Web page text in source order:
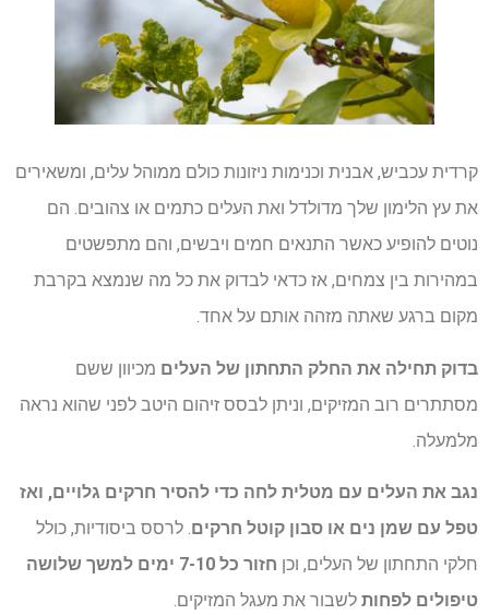
קרדית עכביש, אבנית וכנימות ניזונות כולם ממוהל עלים, ומשאירים
את עץ הלימון שלך מדולדל ואת העלים כתמים או צהובים. הם
נוטים להופיע כאשר התנאים חמים ויבשים, והם מתפשטים
במהירות בין צמחים, אז כדאי לבדוק את כל מה שנמצא בקרבת
מקום ברגע שאתה מזהה אותם על אחד.
בדוק תחילה את החלק התחתון של העלים מכיוון ששם
מסתתרים רוב המזיקים, וניתן לבסס זיהום היטב לפני שהוא נראה
מלמעלה.
נגב את העלים עם מטלית לחה כדי להסיר חרקים גלויים, ואז
טפל עם שמן נים או סבון קוטל חרקים. לרסס ביסודיות, כולל
חלקי התחתון של העלים, וכן
חזור כל 7-10 ימים למשך שלושה
טיפולים לפחות לשבור את מעגל המזיקים.